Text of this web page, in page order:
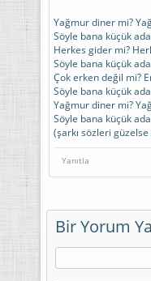
Yağmur diner mi?
Söyle bana küçük
Herkes gider mi?
Söyle bana küçük
Çok erken değil mi?
Söyle bana küçük
Yağmur diner mi?
Söyle bana küçük
(şarkı sözleri
Yanıtla
Bir Yorum